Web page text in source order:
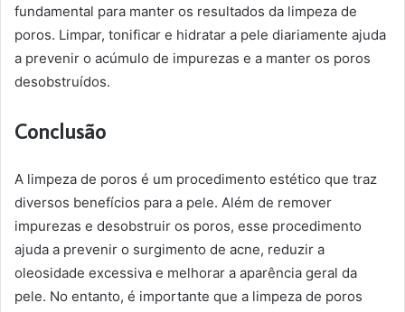
fundamental para manter os resultados da limpeza de
poros. Limpar, tonificar e hidratar a pele diariamente ajuda
a prevenir o acúmulo de impurezas e a manter os poros
desobstruídos.
Conclusão
A limpeza de poros é um procedimento estético que traz
diversos benefícios para a pele. Além de remover
impurezas e desobstruir os poros, esse procedimento
ajuda a prevenir o surgimento de acne, reduzir a
oleosidade excessiva e melhorar a aparência geral da
pele. No entanto, é importante que a limpeza de poros